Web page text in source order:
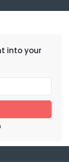
into your